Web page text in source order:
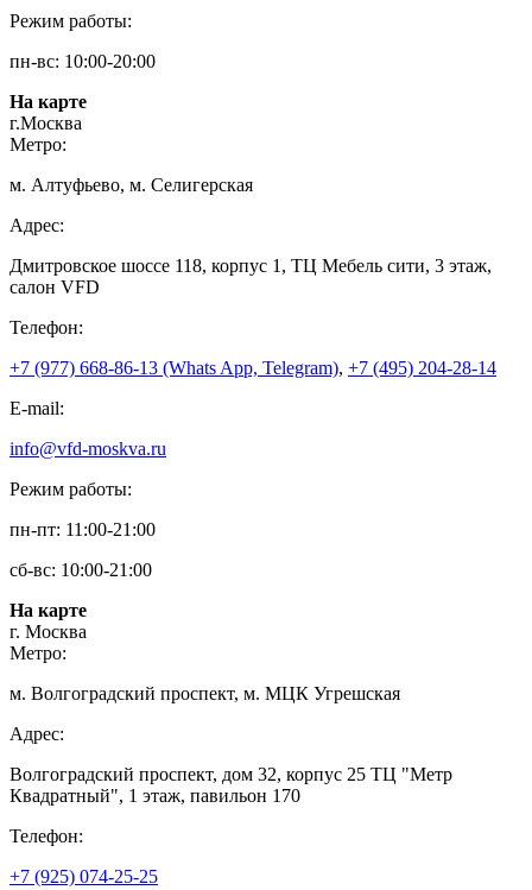
Режим работы:
пн-вс: 10:00-20:00
На карте
г.Москва
Метро:
м. Алтуфьево, м. Селигерская
Адрес:
Дмитровское шоссе 118, корпус 1, ТЦ Мебель сити, 3 этаж,
салон VFD
Телефон:
+7 (977) 668-86-13 (Whats App, Telegram), +7 (495) 204-28-14
E-mail:
info@vfd-moskva.ru
Режим работы:
пн-пт: 11:00-21:00
сб-вс: 10:00-21:00
На карте
г. Москва
Метро:
м. Волгоградский проспект, м. МЦК Угрешская
Адрес:
Волгоградский проспект, дом 32, корпус 25 ТЦ "Метр
Квадратный", 1 этаж, павильон 170
Телефон:
+7 (925) 074-25-25